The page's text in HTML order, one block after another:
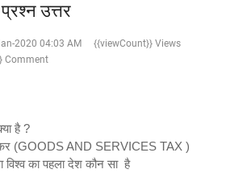
उत्तर
2020 04:03 AM
{{viewCount}} Views
Comment
है ?
(GOODS AND SERVICES TAX )
का पहला देश कौन सा है